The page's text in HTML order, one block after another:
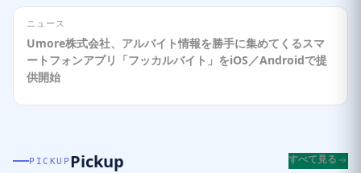
ニュース
Umore株式会社、アルバイト情報を勝手に集めてくるスマ
ートフォンアプリ「フッカルバイト」をiOS／Androidで提
供開始
PICKUP Pickup すべて見る